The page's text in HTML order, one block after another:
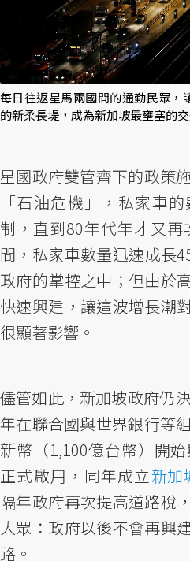
每日往返星馬兩國間的通勤民眾，
的新柔長堤，成為新加坡最壅塞的
星國政府雙管齊下的政策
「石油危機」，私家車
制，直到80年代年才又
間，私家車數量迅速成長
政府的掌控之中；但由於
快速興建，讓這波增長潮
很顯著影響。
儘管如此，新加坡政府仍
年在聯合國與世界銀行等
新幣（1,100億台幣）開
正式啟用，同年成立新加
隔年政府再次提高道路稅
大眾：政府以後不會再興
路。